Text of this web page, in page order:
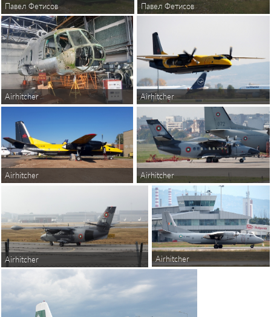
Павел Фетисов Павел Фетисов
Airhitcher Airhitcher
Airhitcher Airhitcher
Airhitcher Airhitcher